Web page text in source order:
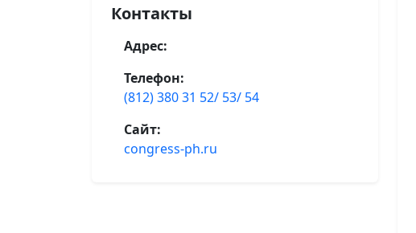
Контакты
Адрес:
Телефон:
(812) 380 31 52/ 53/ 54
Сайт:
congress-ph.ru